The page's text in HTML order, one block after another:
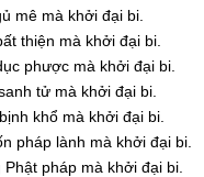
mê mà khởi đại bi.
thiện mà khởi đại bi.
phược mà khởi đại bi.
tử mà khởi đại bi.
khổ mà khởi đại bi.
pháp lành mà khởi đại bi.
pháp mà khởi đại bi.